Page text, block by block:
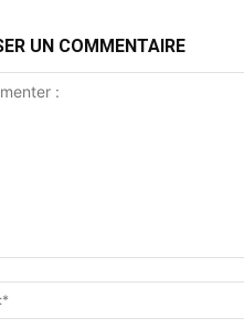
UN COMMENTAIRE